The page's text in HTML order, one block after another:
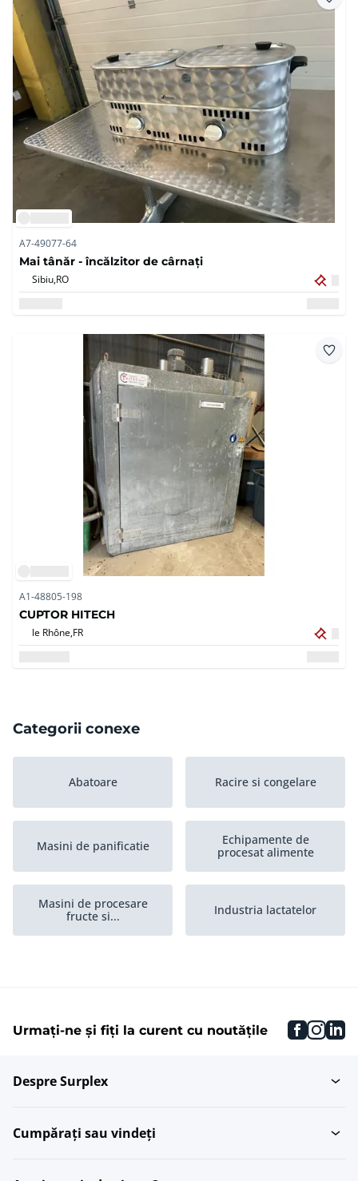
A7-49077-64
Mai tânăr - încălzitor de cârnați
Sibiu,RO
A1-48805-198
CUPTOR HITECH
le Rhône,FR
Categorii conexe
Abatoare Racire si congelare
Masini de panificatie
Echipamente de
procesat alimente
Masini de procesare
fructe si...
Industria lactatelor
Masini pentru dulciuri Masini de umplut lichide
Urmați-ne și fiți la curent cu noutățile
Despre Surplex
Cumpărați sau vindeți